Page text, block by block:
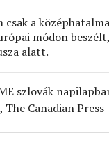
csak a
módon
alatt.
szlovák
Canadian Press